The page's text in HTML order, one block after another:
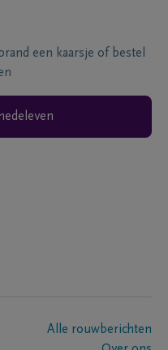
een kaarsje of bestel
Alle rouwberichten